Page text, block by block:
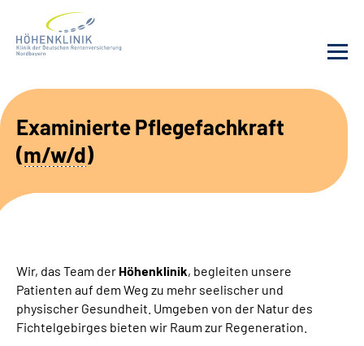
Leistungsangebot
Fachbereiche
Karriere
Suche
Examinierte Pflegefachkraft
(m/w/d)
Wir, das Team der Höhenklinik, begleiten unsere
Patienten auf dem Weg zu mehr seelischer und
physischer Gesundheit. Umgeben von der Natur des
Fichtelgebirges bieten wir Raum zur Regeneration.